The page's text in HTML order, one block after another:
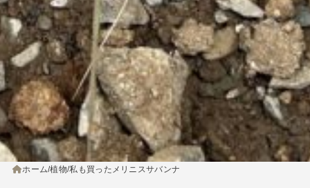
ホーム 植物 私も買ったメリニスサバンナ